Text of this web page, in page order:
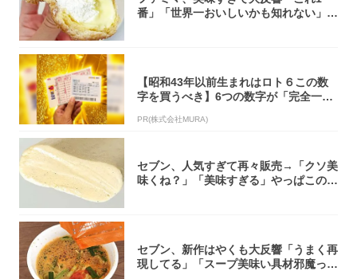
番」「世界一おいしいかも知れない」
【昭和43年以前生まれはロト６この数
字を買うべき】6つの数字が「完全一
PR(株式会社MURA)
セブン、人気すぎて再々販売→「クソ美
味くね？」「美味すぎる」やっぱこのク
セブン、新作はやくも大反響「うまく再
現してる」「スープ美味い具材邪魔って